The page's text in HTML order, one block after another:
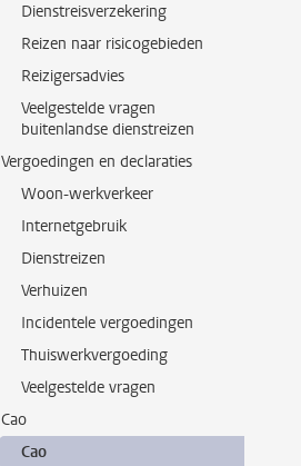
Dienstreisverzekering
Reizen naar risicogebieden
Reizigersadvies
Veelgestelde vragen
buitenlandse dienstreizen
Vergoedingen en declaraties
Woon-werkverkeer
Internetgebruik
Dienstreizen
Verhuizen
Incidentele vergoedingen
Thuiswerkvergoeding
Veelgestelde vragen
Cao
Cao